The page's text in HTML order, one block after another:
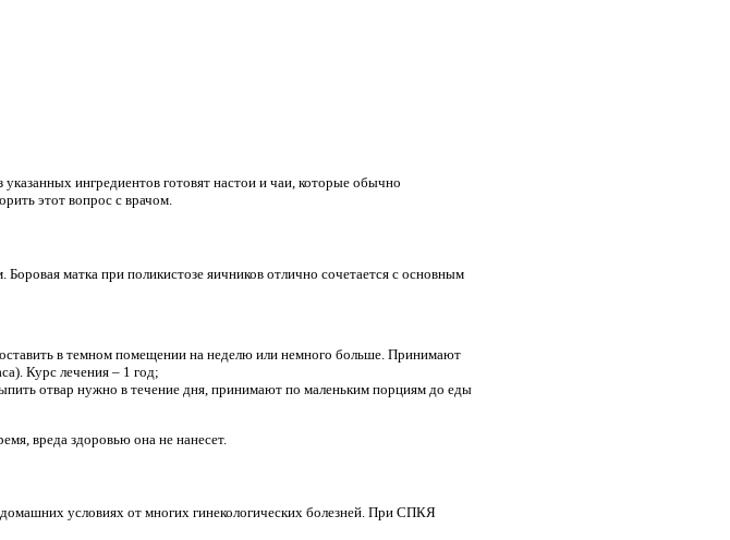
ингредиентов готовят настои и чаи, которые обычно
этот вопрос с врачом.
матка при поликистозе яичников отлично сочетается с основным
в темном помещении на неделю или немного больше. Принимают
Курс лечения – 1 год;
отвар нужно в течение дня, принимают по маленьким порциям до еды
вреда здоровью она не нанесет.
условиях от многих гинекологических болезней. При СПКЯ